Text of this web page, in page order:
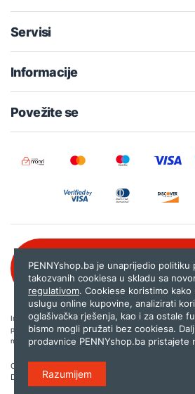
Servisi
Informacije
Povežite se
080 020 261
Internet trgovina PENNYshop.ba nastoji objavljivati
podatke. Ako na našoj stranici otkrijete neistinite,
molimo vas da nam to javite nashop@pennyplus.com .
Copyright © 2026.
Dizajn i programiranje:
PENNYshop.ba je unaprijedio
takozvanih cookiesa u skladu sa
regulativom. Cookiese koristimo
uslugu online kupovine, analizirati
oglašivačka rješenja, kao i za ostale
bismo mogli pružati bez cookiesa.
prodavnice PENNYshop.ba pristajete
Razumijem